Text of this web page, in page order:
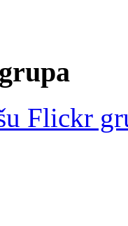
grupa
Flickr